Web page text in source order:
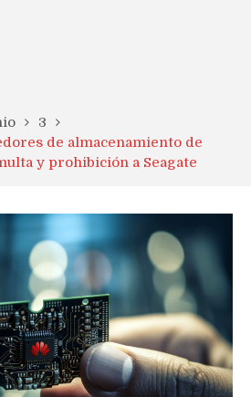
3
de almacenamiento de
y prohibición a Seagate